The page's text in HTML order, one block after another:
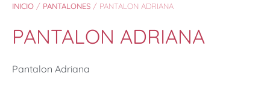
INICIO / PANTALONES / PANTALON ADRIANA
PANTALON ADRIANA
Pantalon Adriana